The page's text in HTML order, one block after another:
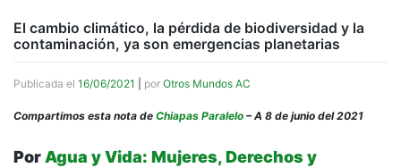
El cambio climático, la pérdida de biodiversidad y la
contaminación, ya son emergencias planetarias
Publicada el 16/06/2021 por Otros Mundos AC
Compartimos esta nota de Chiapas Paralelo – A 8 de junio del 2021
PorAgua y Vida: Mujeres, Derechos y